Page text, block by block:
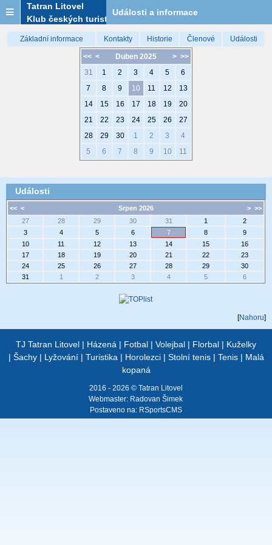
Tatran Litovel
Klub českých turistů
Události a informace
Základní informace Kontakty Historie Členové Události
<< < > >>
Duben 2025
31
1 2 3 4 5
6
7
8 9 10 11 12
13
14
15 16 17 18 19
20
21
22 23 24 25 26
27
28
29 30 1 2 3
4
5
6 7 8 9 10 11
Události
<< < > >>
Srpen 2026
27
28 29 30 31 1
2
3
4 5 6 7 8
9
10
11 12 13 14 15
16
17
18 19 20 21 22
23
24
25 26 27 28 29
30
31
1 2 3 4 5 6
[Nahoru]
TJ Tatran Litovel | Házená | Fotbal | Volejbal | Florbal | Kuželky
| Šachy| Lyžování| Turistika | Horolezci| Stolní tenis| Tenis| Malá
kopaná
2016 - 2026 © Tatran Litovel
Webmaster: Radovan Šimek
Postaveno na: RSportsCMS